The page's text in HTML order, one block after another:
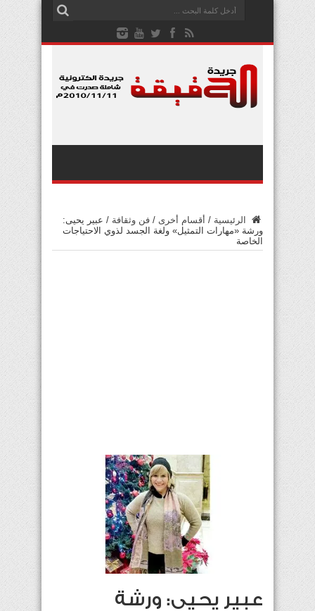
الرئيسية / أقسام أخرى / فن وثقافة / عبير يحيى:
ورشة «مهارات التمثيل» ولغة الجسد لذوي الاحتياجات
الخاصة
عبير يحيى: ورشة